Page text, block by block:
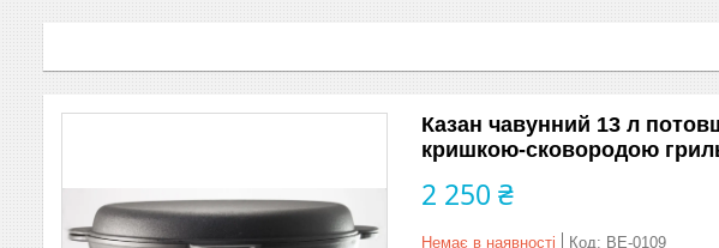
Казан чавунний 13 л
кришкою-сковородою
2 250 ₴
Немає в наявності Код: BE-0109